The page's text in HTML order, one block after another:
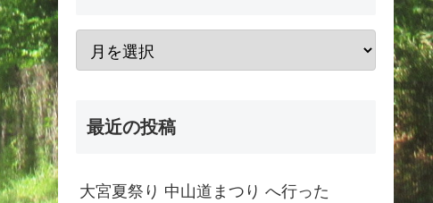
最近の投稿
大宮夏祭り 中山道まつり へ行った